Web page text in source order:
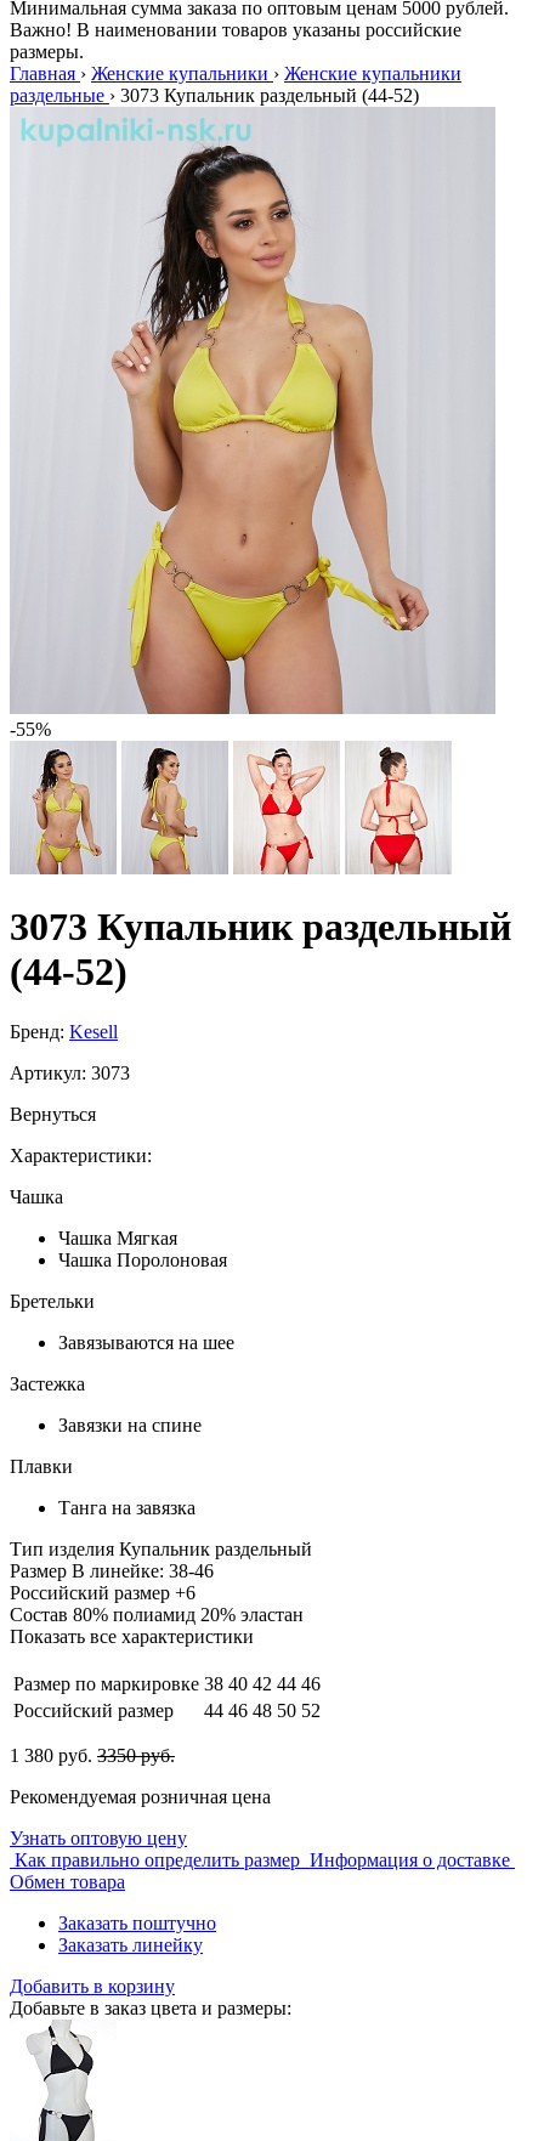
Минимальная сумма заказа по оптовым ценам 5000 рублей.
Важно! В наименовании товаров указаны российские
размеры.
Главная › Женские купальники › Женские купальники
раздельные › 3073 Купальник раздельный (44-52)
-55%
3073 Купальник раздельный
(44-52)
Бренд: Kesell
Артикул: 3073
Вернуться
Характеристики:
Чашка
Чашка Мягкая
Чашка Поролоновая
Бретельки
Завязываются на шее
Застежка
Завязки на спине
Плавки
Танга на завязка
Тип изделия Купальник раздельный
Размер В линейке: 38-46
Российский размер +6
Состав 80% полиамид 20% эластан
Показать все характеристики
Размер по маркировке 38 40 42 44 46
Российский размер
44 46 48 50 52
1 380 руб. 3350 руб.
Рекомендуемая розничная цена
Узнать оптовую цену
Как правильно определить размер Информация о доставке
Обмен товара
Заказать поштучно
Заказать линейку
Добавить в корзину
Добавьте в заказ цвета и размеры: